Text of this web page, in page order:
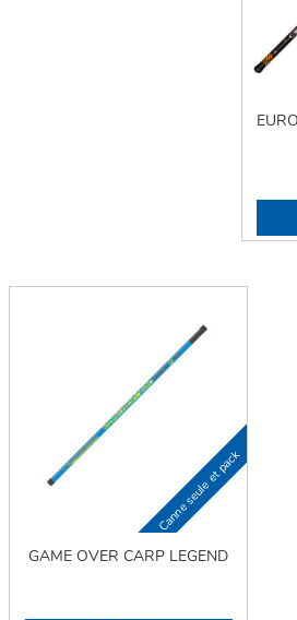
GAME OVER CARP LEGEND